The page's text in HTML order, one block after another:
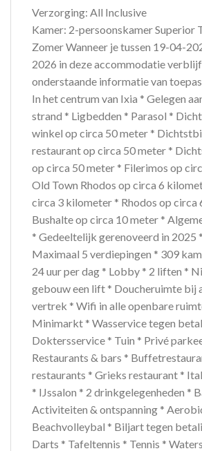
Verzorging: All Inclusive
Kamer: 2-persoonskamer Superior
Zomer Wanneer je tussen 19-04-
2026 in deze accommodatie
onderstaande informatie van
In het centrum van Ixia * Gelegen
strand * Ligbedden * Parasol *
winkel op circa 50 meter *
restaurant op circa 50 meter *
op circa 50 meter * Filerimos op
Old Town Rhodos op circa 6
circa 3 kilometer * Rhodos op circa
Bushalte op circa 10 meter *
* Gedeeltelijk gerenoveerd in 2025
Maximaal 5 verdiepingen * 309
24 uur per dag * Lobby * 2 liften *
gebouw een lift * Doucheruimte bij
vertrek * Wifi in alle openbare
Minimarkt * Wasservice tegen
Doktersservice * Tuin * Privé
Restaurants & bars *
restaurants * Grieks restaurant *
* IJssalon * 2 drinkgelegenheden *
Activiteiten & ontspanning *
Beachvolleybal * Biljart tegen
Darts * Tafeltennis * Tennis *